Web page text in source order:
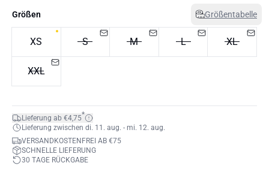
Größen Größentabelle
XS S M L XL
XXL
Lieferung ab €4,75*
Lieferung zwischen di. 11. aug. - mi. 12. aug.
VERSANDKOSTENFREI AB €75
SCHNELLE LIEFERUNG
30 TAGE RÜCKGABE